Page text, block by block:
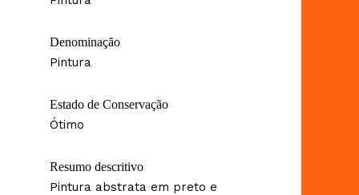
Denominação
Pintura
Estado de Conservação
Ótimo
Resumo descritivo
Pintura abstrata em preto e